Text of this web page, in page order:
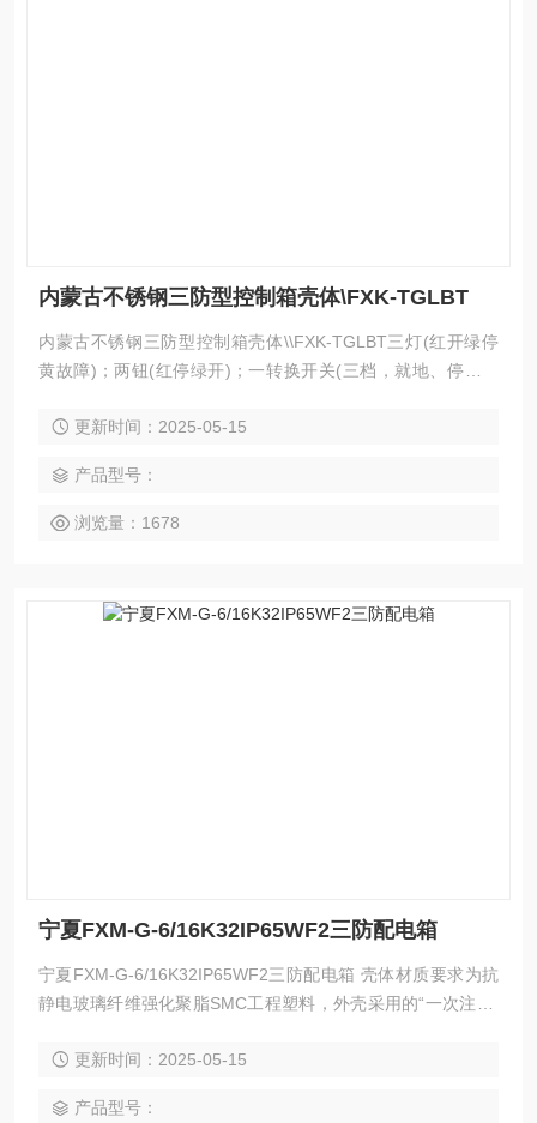
内蒙古不锈钢三防型控制箱壳体\FXK-TGLBT
内蒙古不锈钢三防型控制箱壳体\\FXK-TGLBT三灯(红开绿停
黄故障)；两钮(红停绿开)；一转换开关(三档，就地、停、远
更新时间：2025-05-15
产品型号：
浏览量：1678
宁夏FXM-G-6/16K32IP65WF2三防配电箱
宁夏FXM-G-6/16K32IP65WF2三防配电箱 壳体材质要求为抗
静电玻璃纤维强化聚脂SMC工程塑料，外壳采用的“一次注塑/
形式、盖凹槽中设有橡胶密封条，防护等级IP66；
更新时间：2025-05-15
产品型号：